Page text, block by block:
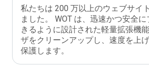
私たちは 200 万以上のウェブサイ
ました。 WOT は、迅速かつ安全
きるように設計された軽量拡張機
ザをクリーンアップし、速度を上
保護します。